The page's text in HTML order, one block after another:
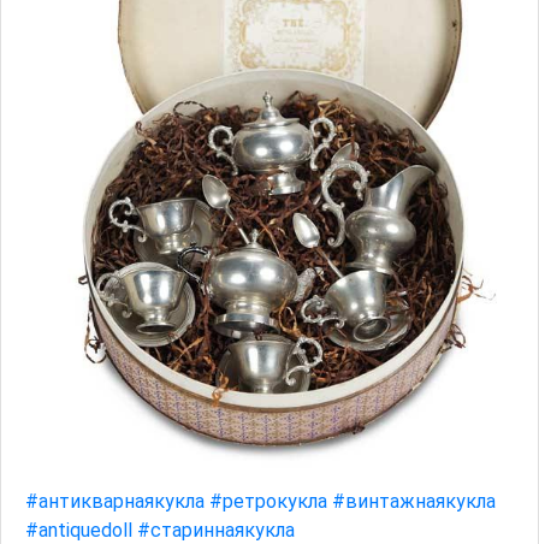
#антикварнаякукла #ретрокукла #винтажнаякукла
#antiquedoll #стариннаякукла